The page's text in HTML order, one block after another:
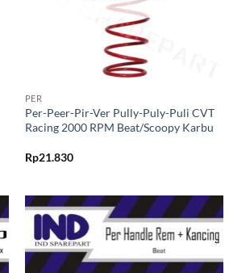
PER
Per-Peer-Pir-Ver Pully-Puly-Puli CVT
Racing 2000 RPM Beat/Scoopy Karbu
Rp21.830
Tambahkan
ke Wishlist